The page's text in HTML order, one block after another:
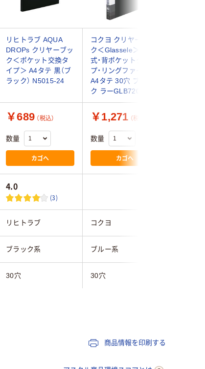
リヒトラブ AQUA
DROPs クリヤーブッ
ク＜ポケット交換タ
イプ＞ A4タテ 黒（ブ
ラック） N5015-24
コクヨ クリヤーブッ
ク＜Glassele＞（替紙
式・背ポケットタイ
プ・リングファイル）
A4タテ 30穴 ブラッ
ク ラーGLB720D 1個
￥689 （税込）
数量
カゴへ
￥1,271 （税込）
数量
カゴへ
4.0
(3)
リヒトラブ コクヨ
ブラック系 ブルー系
30穴 30穴
商品情報を印刷する